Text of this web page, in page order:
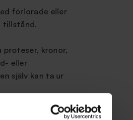
förlorade eller
tillstånd.
kronor,
eller
själv kan ta ur
är en del av